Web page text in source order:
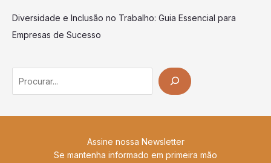
Diversidade e Inclusão no Trabalho: Guia Essencial para
Empresas de Sucesso
Assine nossa Newsletter
Se mantenha informado em primeira mão